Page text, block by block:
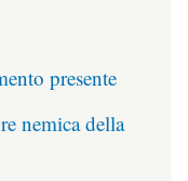
presente
nemica della